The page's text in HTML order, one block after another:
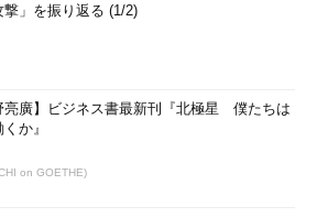
撃」を振り返る (1/2)
亮廣】ビジネス書最新刊『北極星 僕たちは
か』
on GOETHE)